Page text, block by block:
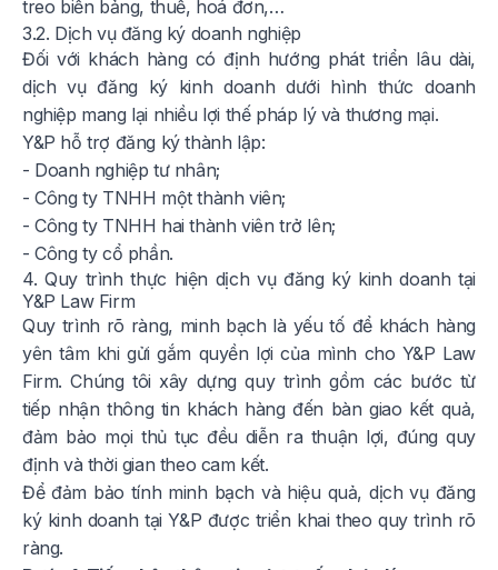
treo biển bảng, thuế, hoá đơn,…
3.2. Dịch vụ đăng ký doanh nghiệp
Đối với khách hàng có định hướng phát triển lâu dài,
dịch vụ đăng ký kinh doanh dưới hình thức doanh
nghiệp mang lại nhiều lợi thế pháp lý và thương mại.
Y&P hỗ trợ đăng ký thành lập:
- Doanh nghiệp tư nhân;
- Công ty TNHH một thành viên;
- Công ty TNHH hai thành viên trở lên;
- Công ty cổ phần.
4. Quy trình thực hiện dịch vụ đăng ký kinh doanh tại
Y&P Law Firm
Quy trình rõ ràng, minh bạch là yếu tố để khách hàng
yên tâm khi gửi gắm quyền lợi của mình cho Y&P Law
Firm. Chúng tôi xây dựng quy trình gồm các bước từ
tiếp nhận thông tin khách hàng đến bàn giao kết quả,
đảm bảo mọi thủ tục đều diễn ra thuận lợi, đúng quy
định và thời gian theo cam kết.
Để đảm bảo tính minh bạch và hiệu quả, dịch vụ đăng
ký kinh doanh tại Y&P được triển khai theo quy trình rõ
ràng.